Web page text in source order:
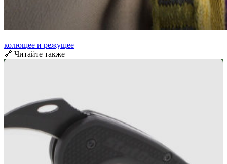
колющее и режущее
🔗 Читайте также